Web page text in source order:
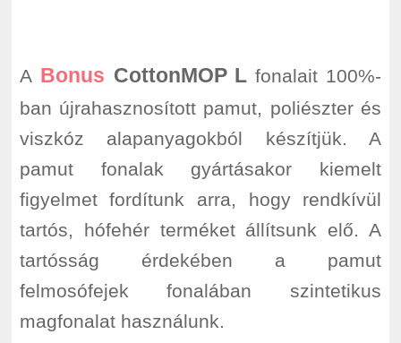
A Bonus CottonMOP Lfonalait 100%-
ban újrahasznosított pamut, poliészter és
viszkóz alapanyagokból készítjük. A
pamut fonalak gyártásakor kiemelt
figyelmet fordítunk arra, hogy rendkívül
tartós, hófehér terméket állítsunk elő. A
tartósság érdekében a pamut
felmosófejek fonalában szintetikus
magfonalat használunk.